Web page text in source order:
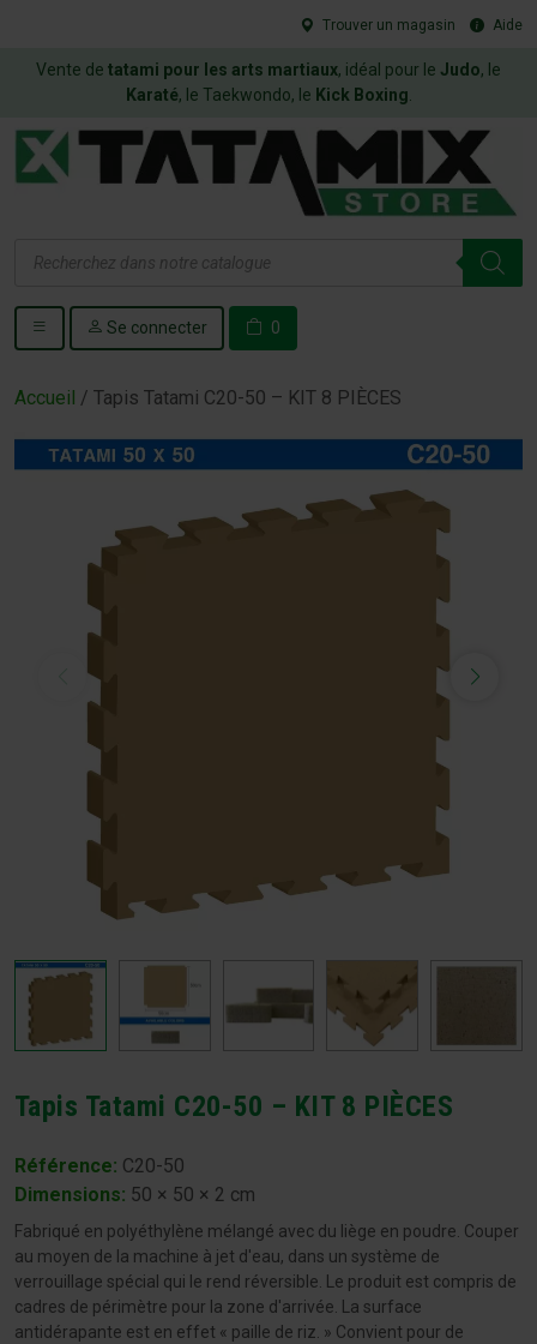
Trouver un magasin Aide
Vente de tatami pour les arts martiaux, idéal pour le Judo, le
Karaté, le Taekwondo, le Kick Boxing
de
Se connecter 0
Accueil / Tapis Tatami C20-50 – KIT 8 PIÈCES
Tapis Tatami C20-50 – KIT 8 PIÈCES
Référence: C20-50
Dimensions: 50 × 50 × 2 cm
Fabriqué en polyéthylène mélangé avec du liège en poudre. Couper
au moyen de la machine à jet d'eau, dans un système de
verrouillage spécial qui le rend réversible. Le produit est compris de
cadres de périmètre pour la zone d'arrivée. La surface
antidérapante est en effet « paille de riz. » Convient pour de